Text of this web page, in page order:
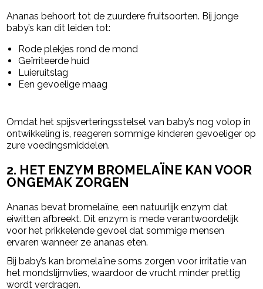
Ananas behoort tot de zuurdere fruitsoorten. Bij jonge
baby’s kan dit leiden tot:
Rode plekjes rond de mond
Geïrriteerde huid
Luieruitslag
Een gevoelige maag
Omdat het spijsverteringsstelsel van baby’s nog volop in
ontwikkeling is, reageren sommige kinderen gevoeliger op
zure voedingsmiddelen.
2. HET ENZYM BROMELAÏNE KAN VOOR
ONGEMAK ZORGEN
Ananas bevat bromelaïne, een natuurlijk enzym dat
eiwitten afbreekt. Dit enzym is mede verantwoordelijk
voor het prikkelende gevoel dat sommige mensen
ervaren wanneer ze ananas eten.
Bij baby’s kan bromelaïne soms zorgen voor irritatie van
het mondslijmvlies, waardoor de vrucht minder prettig
wordt verdragen.